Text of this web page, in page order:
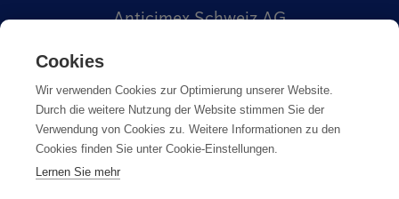
Anticimex Schweiz AG
Impronta
Cookies
Wir verwenden Cookies zur Optimierung unserer Website.
Durch die weitere Nutzung der Website stimmen Sie der
Verwendung von Cookies zu. Weitere Informationen zu den
Cookies finden Sie unter Cookie-Einstellungen.
Lernen Sie mehr